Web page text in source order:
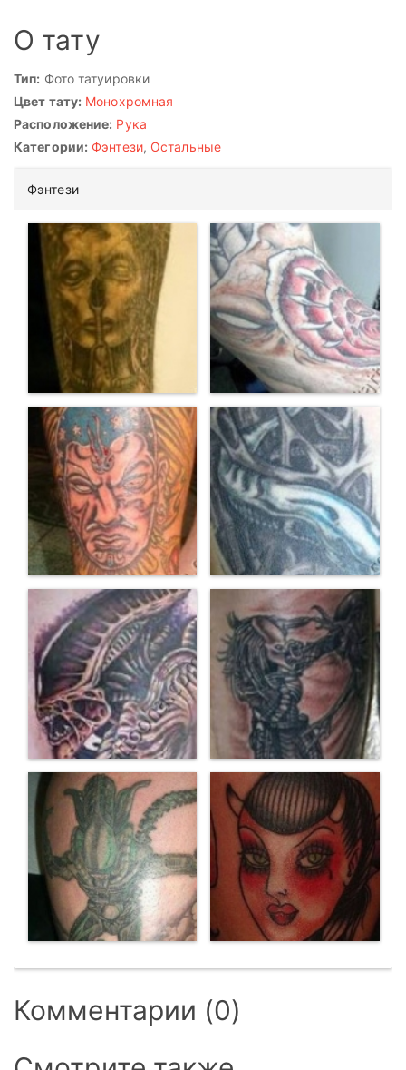
О тату
Тип: Фото татуировки
Цвет тату: Монохромная
Расположение: Рука
Категории: Фэнтези, Остальные
Фэнтези
Комментарии (0)